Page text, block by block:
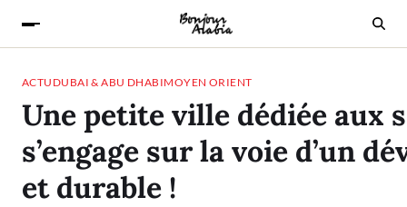
ACTU DUBAI & ABU DHABIMOYEN ORIENT
Une petite ville dédiée aux
s’engage sur la voie d’un
et durable !